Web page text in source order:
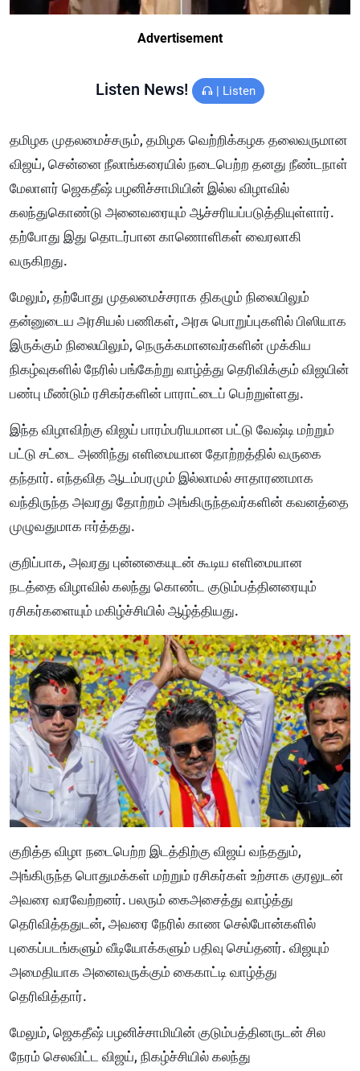
Advertisement
Listen News! | Listen
தமிழக முதலமைச்சரும், தமிழக வெற்றிக்கழக தலைவருமான
விஜய், சென்னை நீலாங்கரையில் நடைபெற்ற தனது நீண்டநாள்
மேலாளர் ஜெகதீஷ் பழனிச்சாமியின் இல்ல விழாவில்
கலந்துகொண்டு அனைவரையும் ஆச்சரியப்படுத்தியுள்ளார்.
தற்போது இது தொடர்பான காணொளிகள் வைரலாகி
வருகிறது.
மேலும், தற்போது முதலமைச்சராக திகழும் நிலையிலும்
தன்னுடைய அரசியல் பணிகள், அரசு பொறுப்புகளில் பிஸியாக
இருக்கும் நிலையிலும், நெருக்கமானவர்களின் முக்கிய
நிகழ்வுகளில் நேரில் பங்கேற்று வாழ்த்து தெரிவிக்கும் விஜயின்
பண்பு மீண்டும் ரசிகர்களின் பாராட்டைப் பெற்றுள்ளது.
இந்த விழாவிற்கு விஜய் பாரம்பரியமான பட்டு வேஷ்டி மற்றும்
பட்டு சட்டை அணிந்து எளிமையான தோற்றத்தில் வருகை
தந்தார். எந்தவித ஆடம்பரமும் இல்லாமல் சாதாரணமாக
வந்திருந்த அவரது தோற்றம் அங்கிருந்தவர்களின் கவனத்தை
முழுவதுமாக ஈர்த்தது.
குறிப்பாக, அவரது புன்னகையுடன் கூடிய எளிமையான
நடத்தை விழாவில் கலந்து கொண்ட குடும்பத்தினரையும்
ரசிகர்களையும் மகிழ்ச்சியில் ஆழ்த்தியது.
குறித்த விழா நடைபெற்ற இடத்திற்கு விஜய் வந்ததும்,
அங்கிருந்த பொதுமக்கள் மற்றும் ரசிகர்கள் உற்சாக குரலுடன்
அவரை வரவேற்றனர். பலரும் கைஅசைத்து வாழ்த்து
தெரிவித்ததுடன், அவரை நேரில் காண செல்போன்களில்
புகைப்படங்களும் வீடியோக்களும் பதிவு செய்தனர். விஜயும்
அமைதியாக அனைவருக்கும் கைகாட்டி வாழ்த்து
தெரிவித்தார்.
மேலும், ஜெகதீஷ் பழனிச்சாமியின் குடும்பத்தினருடன் சில
நேரம் செலவிட்ட விஜய், நிகழ்ச்சியில் கலந்து